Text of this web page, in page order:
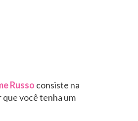
Russo consiste na
que você tenha um